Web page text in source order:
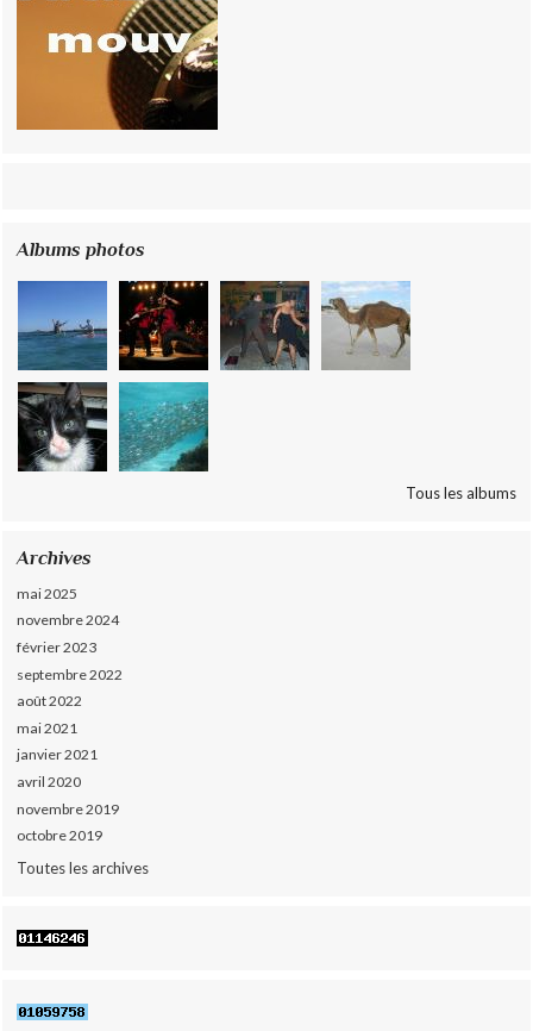
Albums photos
Tous les albums
Archives
mai 2025
novembre 2024
février 2023
septembre 2022
août 2022
mai 2021
janvier 2021
avril 2020
novembre 2019
octobre 2019
Toutes les archives